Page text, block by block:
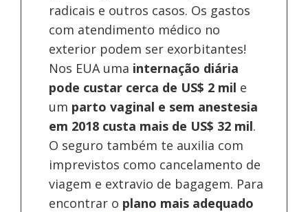
radicais e outros casos. Os gastos
com atendimento médico no
exterior podem ser exorbitantes!
Nos EUA uma internação diária
pode custar cerca de US$ 2 mil e
um parto vaginal e sem anestesia
em 2018 custa mais de US$ 32 mil.
O seguro também te auxilia com
imprevistos como cancelamento de
viagem e extravio de bagagem. Para
encontrar o plano mais adequado